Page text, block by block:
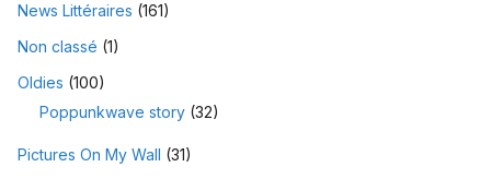
News Littéraires (161)
Non classé (1)
Oldies (100)
Poppunkwave story (32)
Pictures On My Wall (31)